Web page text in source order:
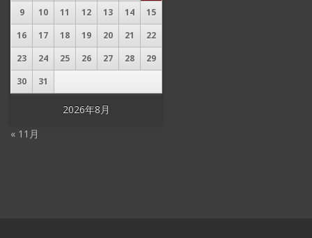
2026年8月
9
10 11 12 13 14
15
16
17 18 19 20 21
22
23
24 25 26 27 28
29
30
31
« 11月